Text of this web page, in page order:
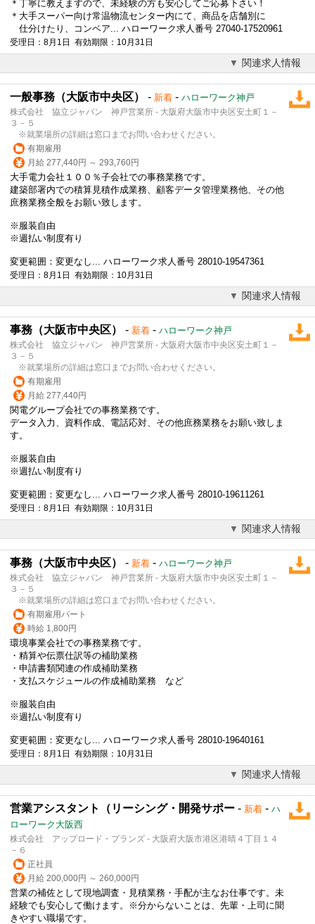
＊丁寧に教えますので、未経験の方も安心してご応募下さい！
＊大手スーパー向け常温物流センター内にて、商品を店舗別に
仕分けたり、コンベア... ハローワーク求人番号 27040-17520961
受理日：8月1日 有効期限：10月31日
関連求人情報
一般事務（大阪市中央区） - 新着 - ハローワーク神戸
株式会社 協立ジャパン 神戸営業所 - 大阪府大阪市中央区安土町１－
３－５
※就業場所の詳細は窓口までお問い合わせください。
有期雇用
月給 277,440円 ～ 293,760円
大手電力会社１００％子会社での事務業務です。
建築部署内での積算見積作成業務、顧客データ管理業務他、その他
庶務業務全般をお願い致します。
※ 服装自由
※週払い制度有り
変更範囲：変更なし... ハローワーク求人番号 28010-19547361
受理日：8月1日 有効期限：10月31日
関連求人情報
事務（大阪市中央区） - 新着 - ハローワーク神戸
株式会社 協立ジャパン 神戸営業所 - 大阪府大阪市中央区安土町１－
３－５
※就業場所の詳細は窓口までお問い合わせください。
有期雇用
月給 277,440円
関電グループ会社での事務業務です。
データ入力、資料作成、電話応対、その他庶務業務をお願い致しま
す。
※ 服装自由
※週払い制度有り
変更範囲：変更なし... ハローワーク求人番号 28010-19611261
受理日：8月1日 有効期限：10月31日
関連求人情報
事務（大阪市中央区） - 新着 - ハローワーク神戸
株式会社 協立ジャパン 神戸営業所 - 大阪府大阪市中央区安土町１－
３－５
※就業場所の詳細は窓口までお問い合わせください。
有期雇用パート
時給 1,800円
環境事業会社での事務業務です。
・精算や伝票仕訳等の補助業務
・申請書類関連の作成補助業務
・支払スケジュールの作成補助業務 など
※ 服装自由
※週払い制度有り
変更範囲：変更なし... ハローワーク求人番号 28010-19640161
受理日：8月1日 有効期限：10月31日
関連求人情報
営業アシスタント（リーシング・開発サポー - 新着 - ハ
ローワーク大阪西
株式会社 アップロード・プランズ - 大阪府大阪市港区港晴４丁目１４
－６
正社員
月給 200,000円 ～ 260,000円
営業の補佐として現地調査・見積業務・手配が主なお仕事です。未
経験でも安心して働けます。※分からないことは、先輩・上司に聞
きやすい職場です。